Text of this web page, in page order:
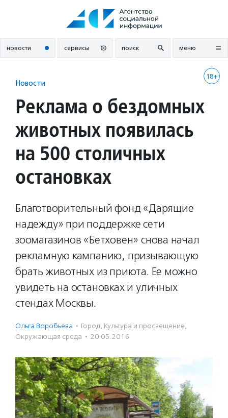
новости сервисы поиск меню
18+
Новости
Реклама о бездомных
животных появилась
на 500 столичных
остановках
Благотворительный фонд «Дарящие
надежду» при поддержке сети
зоомагазинов «Бетховен» снова начал
рекламную кампанию, призывающую
брать животных из приюта. Ее можно
увидеть на остановках и уличных
стендах Москвы.
Ольга Воробьева · Город, Культура и просвещение,
Окружающая среда · 20.05.2016